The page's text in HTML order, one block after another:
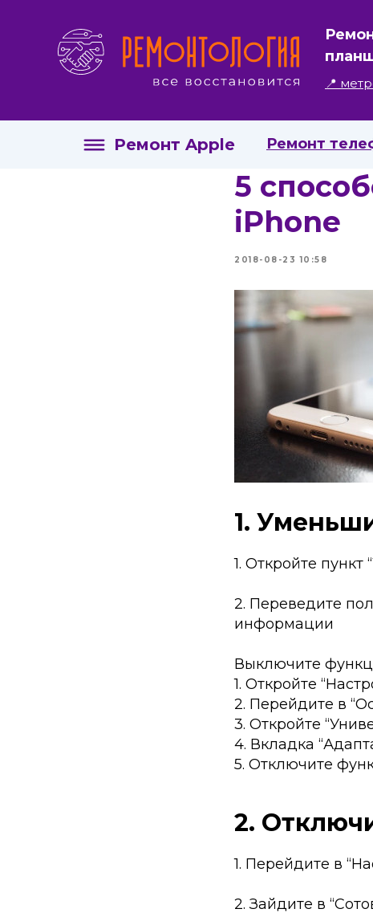
📍
Ремонт Apple Ремонт
​​5
iPhone
2018-08-23 10:58
1.
1. Откройте пункт
2. Переведите
информации
Выключите
1. Откройте
2. Перейдите в
3. Откройте
4. Вкладка
5. Отключите
2.
1. Перейдите в
2. Зайдите в